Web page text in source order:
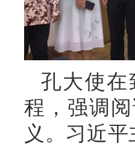
孔大使在
程，强调
义。习近